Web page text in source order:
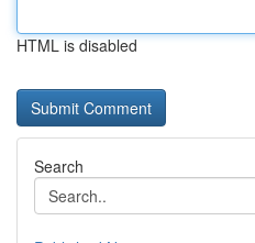
HTML is disabled
Search